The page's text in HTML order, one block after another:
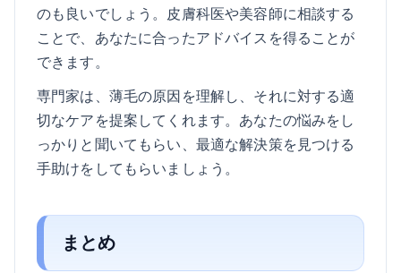
のも良いでしょう。皮膚科医や美容師に相談する
ことで、あなたに合ったアドバイスを得ることが
できます。
専門家は、薄毛の原因を理解し、それに対する適
切なケアを提案してくれます。あなたの悩みをし
っかりと聞いてもらい、最適な解決策を見つける
手助けをしてもらいましょう。
まとめ